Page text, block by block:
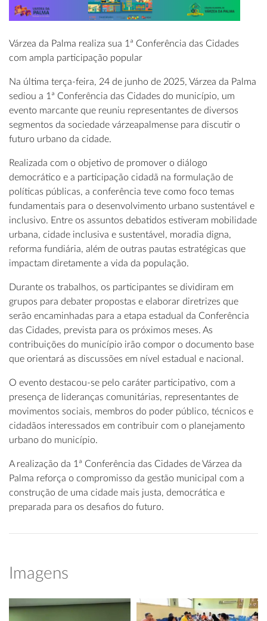
Várzea da Palma realiza sua 1ª Conferência das Cidades
com ampla participação popular
Na última terça-feira, 24 de junho de 2025, Várzea da Palma
sediou a 1ª Conferência das Cidades do município, um
evento marcante que reuniu representantes de diversos
segmentos da sociedade várzeapalmense para discutir o
futuro urbano da cidade.
Realizada com o objetivo de promover o diálogo
democrático e a participação cidadã na formulação de
políticas públicas, a conferência teve como foco temas
fundamentais para o desenvolvimento urbano sustentável e
inclusivo. Entre os assuntos debatidos estiveram mobilidade
urbana, cidade inclusiva e sustentável, moradia digna,
reforma fundiária, além de outras pautas estratégicas que
impactam diretamente a vida da população.
Durante os trabalhos, os participantes se dividiram em
grupos para debater propostas e elaborar diretrizes que
serão encaminhadas para a etapa estadual da Conferência
das Cidades, prevista para os próximos meses. As
contribuições do município irão compor o documento base
que orientará as discussões em nível estadual e nacional.
O evento destacou-se pelo caráter participativo, com a
presença de lideranças comunitárias, representantes de
movimentos sociais, membros do poder público, técnicos e
cidadãos interessados em contribuir com o planejamento
urbano do município.
A realização da 1ª Conferência das Cidades de Várzea da
Palma reforça o compromisso da gestão municipal com a
construção de uma cidade mais justa, democrática e
preparada para os desafios do futuro.
Imagens